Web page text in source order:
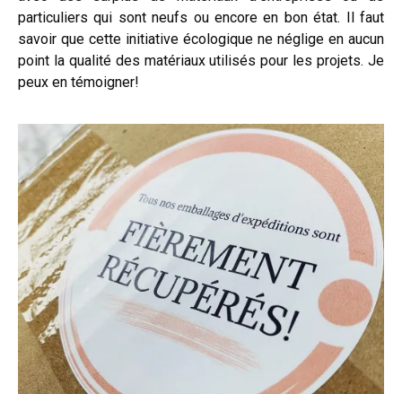
particuliers qui sont neufs ou encore en bon état. Il faut
savoir que cette initiative écologique ne néglige en aucun
point la qualité des matériaux utilisés pour les projets. Je
peux en témoigner!